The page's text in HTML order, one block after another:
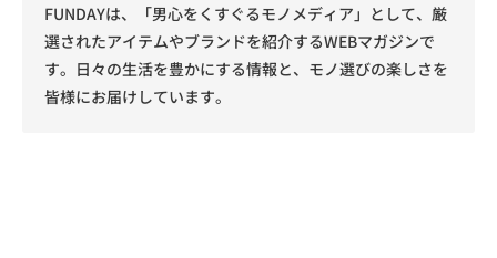
FUNDAYは、「男心をくすぐるモノメディア」として、厳
選されたアイテムやブランドを紹介するWEBマガジンで
す。日々の生活を豊かにする情報と、モノ選びの楽しさを
皆様にお届けしています。